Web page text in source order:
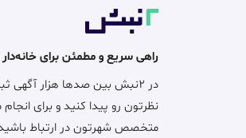
راهی سریع و مطمئن برای
در ۲نبش بین صدها هزار
نظرتون رو پیدا کنید و برای
متخصص شهرتون در ارتباط